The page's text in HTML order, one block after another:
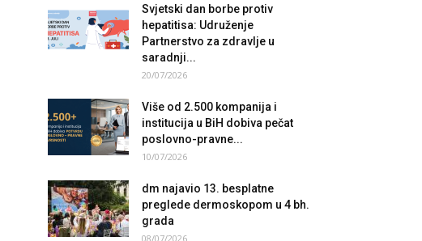
Svjetski dan borbe protiv
hepatitisa: Udruženje
Partnerstvo za zdravlje u
saradnji...
20/07/2026
Više od 2.500 kompanija i
institucija u BiH dobiva pečat
poslovno-pravne...
10/07/2026
dm najavio 13. besplatne
preglede dermoskopom u 4 bh.
grada
08/07/2026